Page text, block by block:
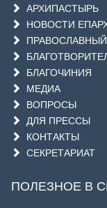
АРХИПАСТЫРЬ
НОВОСТИ
БЛАГОЧИНИЯ
МЕДИА
ВОПРОСЫ
ДЛЯ ПРЕССЫ
КОНТАКТЫ
СЕКРЕТАРИАТ
ПОЛЕЗНОЕ В